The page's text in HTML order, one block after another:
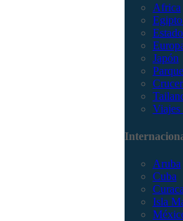
Africa
Japón
Viajes
Aruba
Cuba
Isla